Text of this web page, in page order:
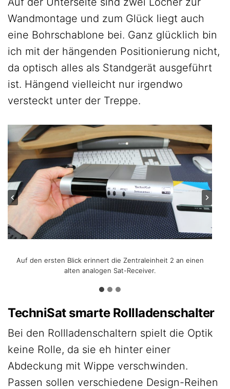
Wandmontage und zum Glück liegt auch
eine Bohrschablone bei. Ganz glücklich bin
ich mit der hängenden Positionierung nicht,
da optisch alles als Standgerät ausgeführt
ist. Hängend vielleicht nur irgendwo
versteckt unter der Treppe.
Auf den ersten Blick erinnert die Zentraleinheit 2 an einen
alten analogen Sat-Receiver.
Rückseitig gibt es einen LAN-Anschluss und zwei USB-
Anschlüsse.
Bei verdeckten Aufhängungen ist eine Bohrschablone
immer hilfreich.
TechniSat smarte Rollladenschalter
Bei den Rollladenschaltern spielt die Optik
keine Rolle, da sie eh hinter einer
Abdeckung mit Wippe verschwinden.
Passen sollen verschiedene Design-Reihen